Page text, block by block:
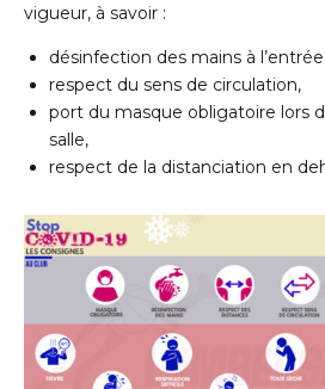
vigueur, à savoir :
désinfection des mains à
respect du sens de circulation,
port du masque obligatoire lors
salle,
respect de la distanciation en